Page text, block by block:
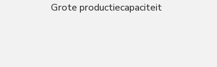
Grote productiecapaciteit